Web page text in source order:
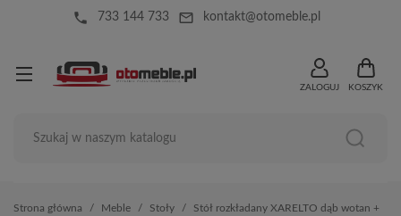
local_phone 733 144 733 mail_outline kontakt@otomeble.pl
ZALOGUJ KOSZYK
Strona główna Meble Stoły
Stół rozkładany XARELTO dąb wotan +